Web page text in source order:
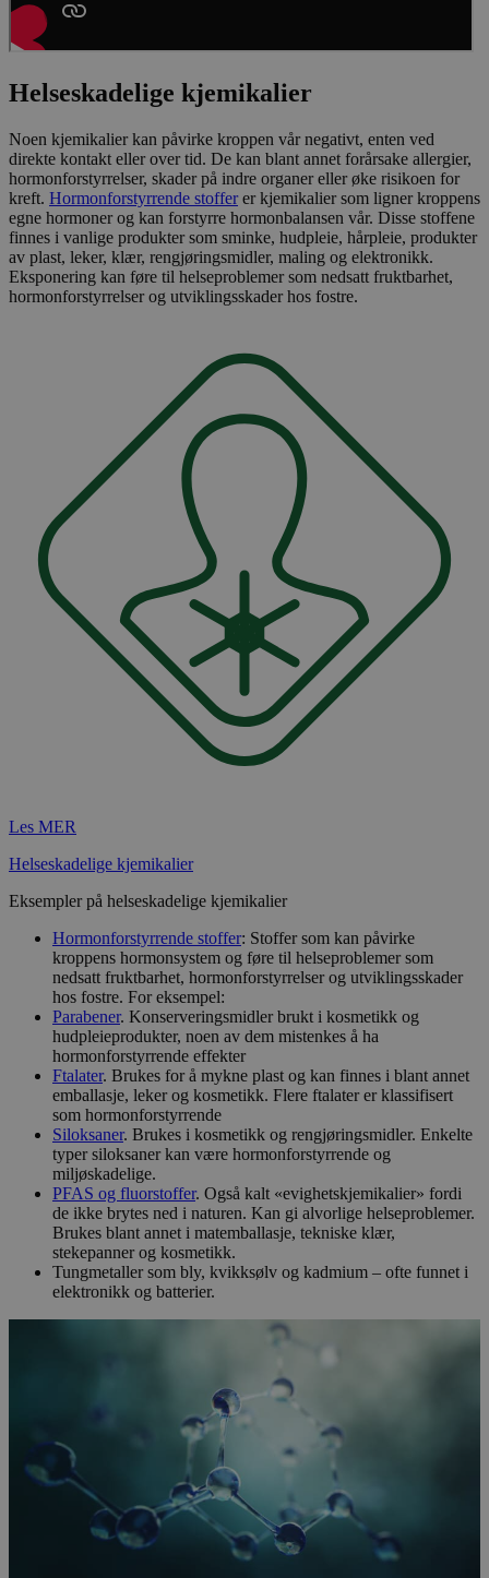
Helseskadelige kjemikalier
Noen kjemikalier kan påvirke kroppen vår negativt, enten ved
direkte kontakt eller over tid. De kan blant annet forårsake allergier,
hormonforstyrrelser, skader på indre organer eller øke risikoen for
kreft. Hormonforstyrrende stofferer kjemikalier som ligner kroppens
egne hormoner og kan forstyrre hormonbalansen vår. Disse stoffene
finnes i vanlige produkter som sminke, hudpleie, hårpleie, produkter
av plast, leker, klær, rengjøringsmidler, maling og elektronikk.
Eksponering kan føre til helseproblemer som nedsatt fruktbarhet,
hormonforstyrrelser og utviklingsskader hos fostre.
Les MER
Helseskadelige kjemikalier
Eksempler på helseskadelige kjemikalier
Hormonforstyrrende stoffer: Stoffer som kan påvirke
kroppens hormonsystem og føre til helseproblemer som
nedsatt fruktbarhet, hormonforstyrrelser og utviklingsskader
hos fostre. For eksempel:
Parabener. Konserveringsmidler brukt i kosmetikk og
hudpleieprodukter, noen av dem mistenkes å ha
hormonforstyrrende effekter
Ftalater. Brukes for å mykne plast og kan finnes i blant annet
emballasje, leker og kosmetikk. Flere ftalater er klassifisert
som hormonforstyrrende
Siloksaner. Brukes i kosmetikk og rengjøringsmidler. Enkelte
typer siloksaner kan være hormonforstyrrende og
miljøskadelige.
PFAS og fluorstoffer. Også kalt «evighetskjemikalier» fordi
de ikke brytes ned i naturen. Kan gi alvorlige helseproblemer.
Brukes blant annet i matemballasje, tekniske klær,
stekepanner og kosmetikk.
Tungmetaller som bly, kvikksølv og kadmium – ofte funnet i
elektronikk og batterier.